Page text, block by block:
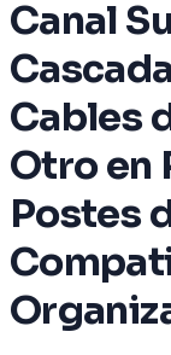
Canal
Cables
Otro en
Postes